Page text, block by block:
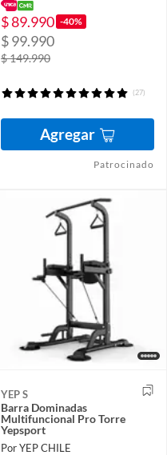
$ 89.990 -40%
$ 99.990
$ 149.990
(27)
Agregar
Patrocinado
YEP S
Barra Dominadas
Multifuncional Pro Torre
Yepsport
Por YEP CHILE